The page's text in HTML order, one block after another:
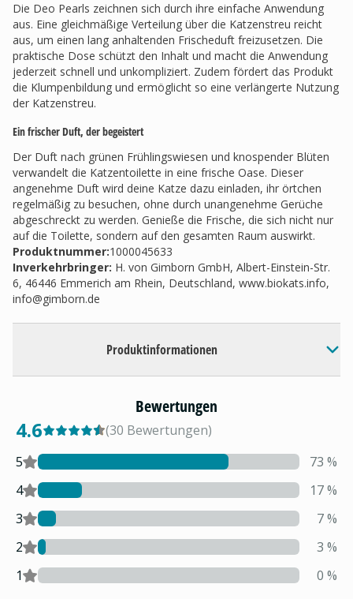
Die Deo Pearls zeichnen sich durch ihre einfache Anwendung
aus. Eine gleichmäßige Verteilung über die Katzenstreu reicht
aus, um einen lang anhaltenden Frischeduft freizusetzen. Die
praktische Dose schützt den Inhalt und macht die Anwendung
jederzeit schnell und unkompliziert. Zudem fördert das Produkt
die Klumpenbildung und ermöglicht so eine verlängerte Nutzung
der Katzenstreu.
Ein frischer Duft, der begeistert
Der Duft nach grünen Frühlingswiesen und knospender Blüten
verwandelt die Katzentoilette in eine frische Oase. Dieser
angenehme Duft wird deine Katze dazu einladen, ihr örtchen
regelmäßig zu besuchen, ohne durch unangenehme Gerüche
abgeschreckt zu werden. Genieße die Frische, die sich nicht nur
auf die Toilette, sondern auf den gesamten Raum auswirkt.
Produktnummer:1000045633
Inverkehrbringer: H. von Gimborn GmbH, Albert-Einstein-Str.
6, 46446 Emmerich am Rhein, Deutschland, www.biokats.info,
info@gimborn.de
Produktinformationen
Bewertungen
4.6 (30 Bewertungen)
5
73 %
4
17%
3
7%
2
3 %
1
0 %